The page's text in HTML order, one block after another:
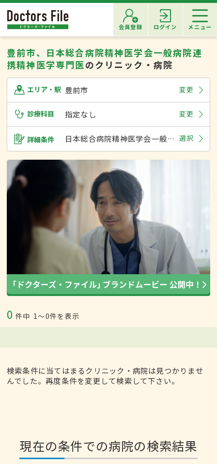
会員登録 ログイン メニュー
豊前市、日本総合病院精神医学会一般病院連
携精神医学専門医のクリニック・病院
エリア・駅 豊前市 変更
診療科目 指定なし 変更
詳細条件 日本総合病院精神医学会一般病院連携精神医学専門医 選択
0 件中 1〜0件を表示
検索条件に当てはまるクリニック・病院は見つかりませ
んでした。再度条件を変更して検索して下さい。
現在の条件での病院の検索結果